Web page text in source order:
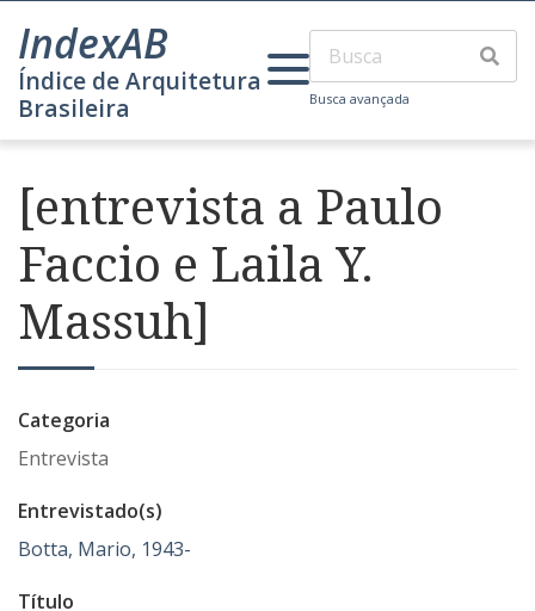
IndexAB
Índice de Arquitetura
Brasileira
Busca avançada
[entrevista a Paulo
Faccio e Laila Y.
Massuh]
Categoria
Entrevista
Entrevistado(s)
Botta, Mario, 1943-
Título